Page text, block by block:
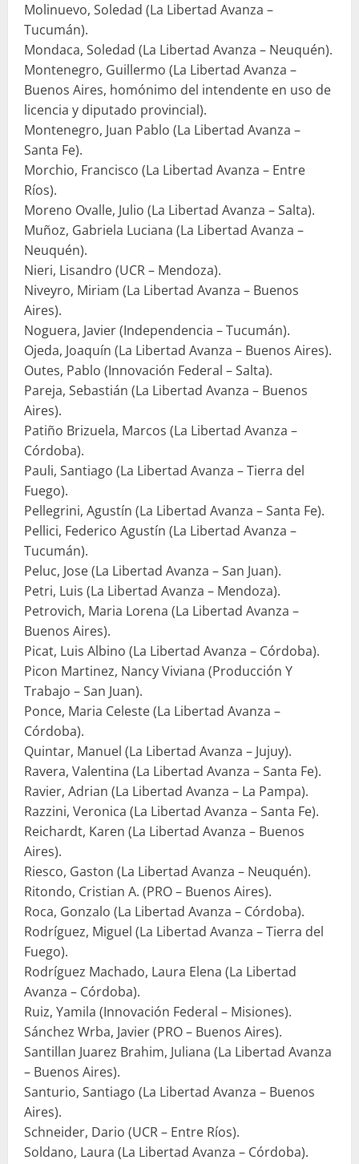
Molinuevo, Soledad (La Libertad Avanza –
Tucumán).
Mondaca, Soledad (La Libertad Avanza – Neuquén).
Montenegro, Guillermo (La Libertad Avanza –
Buenos Aires, homónimo del intendente en uso de
licencia y diputado provincial).
Montenegro, Juan Pablo (La Libertad Avanza –
Santa Fe).
Morchio, Francisco (La Libertad Avanza – Entre
Ríos).
Moreno Ovalle, Julio (La Libertad Avanza – Salta).
Muñoz, Gabriela Luciana (La Libertad Avanza –
Neuquén).
Nieri, Lisandro (UCR – Mendoza).
Niveyro, Miriam (La Libertad Avanza – Buenos
Aires).
Noguera, Javier (Independencia – Tucumán).
Ojeda, Joaquín (La Libertad Avanza – Buenos Aires).
Outes, Pablo (Innovación Federal – Salta).
Pareja, Sebastián (La Libertad Avanza – Buenos
Aires).
Patiño Brizuela, Marcos (La Libertad Avanza –
Córdoba).
Pauli, Santiago (La Libertad Avanza – Tierra del
Fuego).
Pellegrini, Agustín (La Libertad Avanza – Santa Fe).
Pellici, Federico Agustín (La Libertad Avanza –
Tucumán).
Peluc, Jose (La Libertad Avanza – San Juan).
Petri, Luis (La Libertad Avanza – Mendoza).
Petrovich, Maria Lorena (La Libertad Avanza –
Buenos Aires).
Picat, Luis Albino (La Libertad Avanza – Córdoba).
Picon Martinez, Nancy Viviana (Producción Y
Trabajo – San Juan).
Ponce, Maria Celeste (La Libertad Avanza –
Córdoba).
Quintar, Manuel (La Libertad Avanza – Jujuy).
Ravera, Valentina (La Libertad Avanza – Santa Fe).
Ravier, Adrian (La Libertad Avanza – La Pampa).
Razzini, Veronica (La Libertad Avanza – Santa Fe).
Reichardt, Karen (La Libertad Avanza – Buenos
Aires).
Riesco, Gaston (La Libertad Avanza – Neuquén).
Ritondo, Cristian A. (PRO – Buenos Aires).
Roca, Gonzalo (La Libertad Avanza – Córdoba).
Rodríguez, Miguel (La Libertad Avanza – Tierra del
Fuego).
Rodríguez Machado, Laura Elena (La Libertad
Avanza – Córdoba).
Ruiz, Yamila (Innovación Federal – Misiones).
Sánchez Wrba, Javier (PRO – Buenos Aires).
Santillan Juarez Brahim, Juliana (La Libertad Avanza
– Buenos Aires).
Santurio, Santiago (La Libertad Avanza – Buenos
Aires).
Schneider, Dario (UCR – Entre Ríos).
Soldano, Laura (La Libertad Avanza – Córdoba).